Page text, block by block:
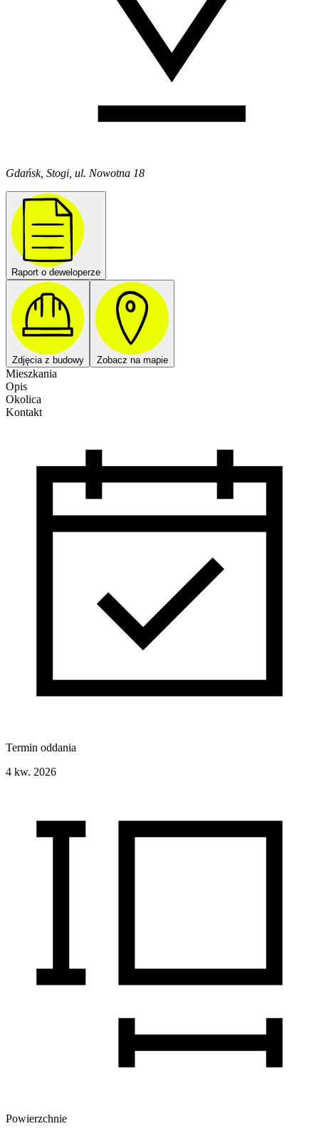
Gdańsk, Stogi, ul. Nowotna 18
Raport o deweloperze
Zdjęcia z budowy Zobacz na mapie
Mieszkania
Opis
Okolica
Kontakt
Termin oddania
4 kw. 2026
Powierzchnie